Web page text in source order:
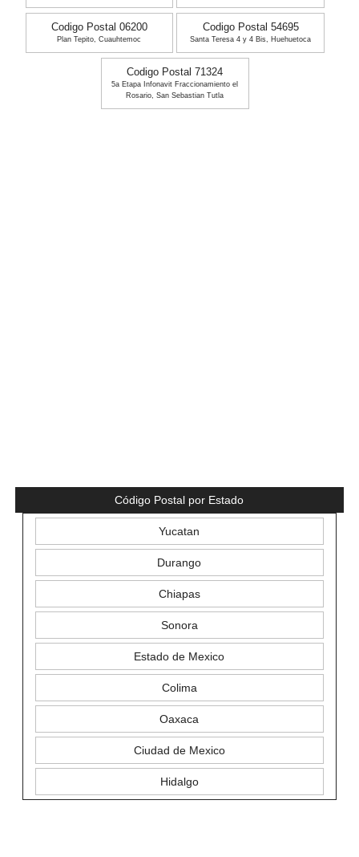
Codigo Postal 06200
Plan Tepito, Cuauhtemoc
Codigo Postal 54695
Santa Teresa 4 y 4 Bis, Huehuetoca
Codigo Postal 71324
5a Etapa Infonavit Fraccionamiento el
Rosario, San Sebastian Tutla
Código Postal por Estado
Yucatan
Durango
Chiapas
Sonora
Estado de Mexico
Colima
Oaxaca
Ciudad de Mexico
Hidalgo